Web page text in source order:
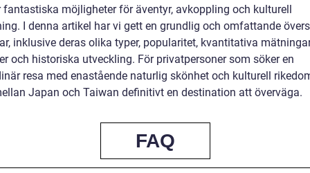
fantastiska möjligheter för äventyr, avkoppling och kulturell
I denna artikel har vi gett en grundlig och omfattande
inklusive deras olika typer, popularitet, kvantitativa
och historiska utveckling. För privatpersoner som söker en
resa med enastående naturlig skönhet och kulturell
Japan och Taiwan definitivt en destination att överväga.
FAQ